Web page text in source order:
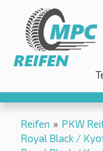
Reifen » PKW
Royal Black /